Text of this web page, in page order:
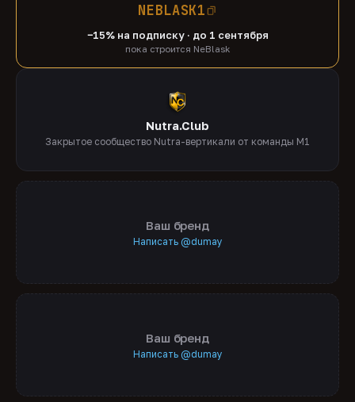
NEBLASK1
−15% на подписку · до 1 сентября
пока строится NeBlask
Nutra.Club
Закрытое сообщество Nutra-вертикали от команды M1
Ваш бренд
Написать @dumay
Ваш бренд
Написать @dumay